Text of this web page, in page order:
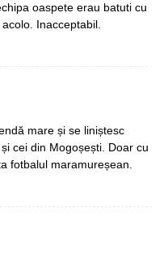
oaspete erau batuti cu
Inacceptabil.
mare și se liniștesc
cei din Mogoșești. Doar cu
fotbalul maramureșean.